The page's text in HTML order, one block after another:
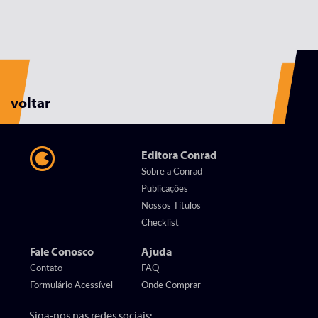
voltar
Editora Conrad
Sobre a Conrad
Publicações
Nossos Títulos
Checklist
Fale Conosco
Contato
Formulário Acessível
Ajuda
FAQ
Onde Comprar
Siga-nos nas redes sociais: